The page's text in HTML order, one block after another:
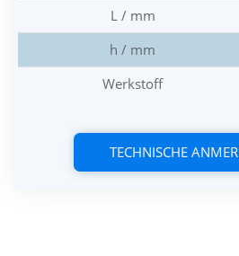
L / mm
h / mm
Werkstoff
TECHNISCHE